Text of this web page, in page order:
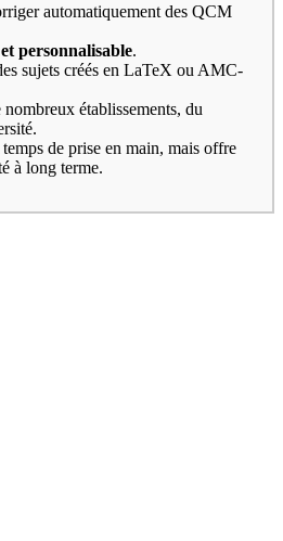
automatiquement des QCM
personnalisable.
sujets créés en LaTeX ou AMC-
établissements, du
de prise en main, mais offre
à long terme.